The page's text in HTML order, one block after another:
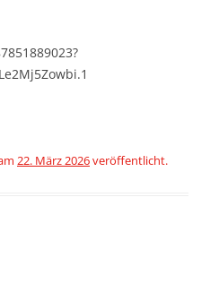
22. März 2026veröffentlicht.